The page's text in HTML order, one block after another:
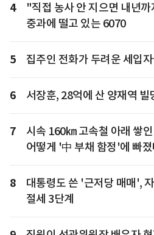
4
"직접 농사 안 지으면 내년
중과에 떨고 있는 6070
5 집주인 전화가 두려운 세입
6 서장훈, 28억에 산 양재역 빌
7
시속 160㎞ 고속철 아래 쌓
어떻게 '中 부채 함정'에 빠
8
대통령도 쓴 '근저당 매매',
절세 3단계